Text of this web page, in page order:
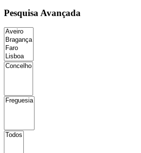
Pesquisa Avançada